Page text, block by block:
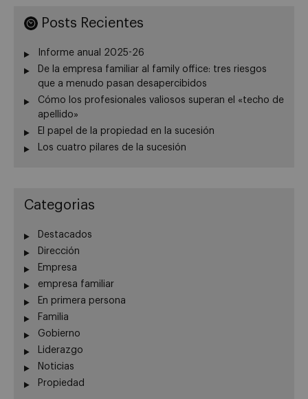
Posts Recientes
Informe anual 2025-26
De la empresa familiar al family office: tres riesgos
que a menudo pasan desapercibidos
Cómo los profesionales valiosos superan el «techo de
apellido»
El papel de la propiedad en la sucesión
Los cuatro pilares de la sucesión
Categorias
Destacados
Dirección
Empresa
empresa familiar
En primera persona
Familia
Gobierno
Liderazgo
Noticias
Propiedad